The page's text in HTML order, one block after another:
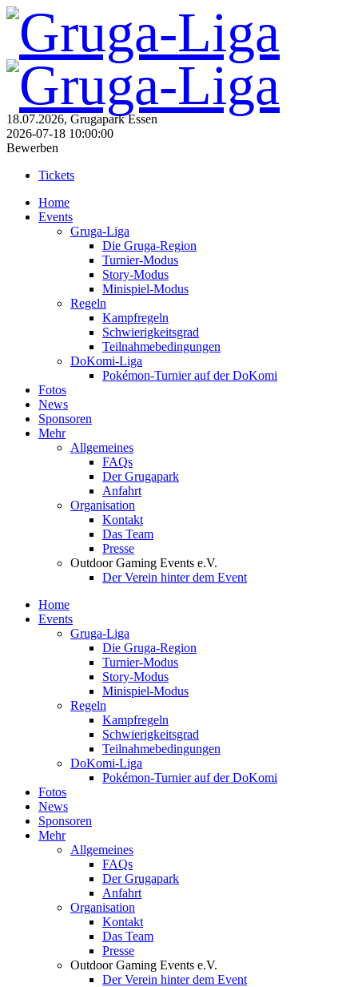
18.07.2026, Grugapark Essen
2026-07-18 10:00:00
Bewerben
Tickets
Home
Events
Gruga-Liga
Die Gruga-Region
Turnier-Modus
Story-Modus
Minispiel-Modus
Regeln
Kampfregeln
Schwierigkeitsgrad
Teilnahmebedingungen
DoKomi-Liga
Pokémon-Turnier auf der DoKomi
Fotos
News
Sponsoren
Mehr
Allgemeines
FAQs
Der Grugapark
Anfahrt
Organisation
Kontakt
Das Team
Presse
Outdoor Gaming Events e.V.
Der Verein hinter dem Event
Home
Events
Gruga-Liga
Die Gruga-Region
Turnier-Modus
Story-Modus
Minispiel-Modus
Regeln
Kampfregeln
Schwierigkeitsgrad
Teilnahmebedingungen
DoKomi-Liga
Pokémon-Turnier auf der DoKomi
Fotos
News
Sponsoren
Mehr
Allgemeines
FAQs
Der Grugapark
Anfahrt
Organisation
Kontakt
Das Team
Presse
Outdoor Gaming Events e.V.
Der Verein hinter dem Event